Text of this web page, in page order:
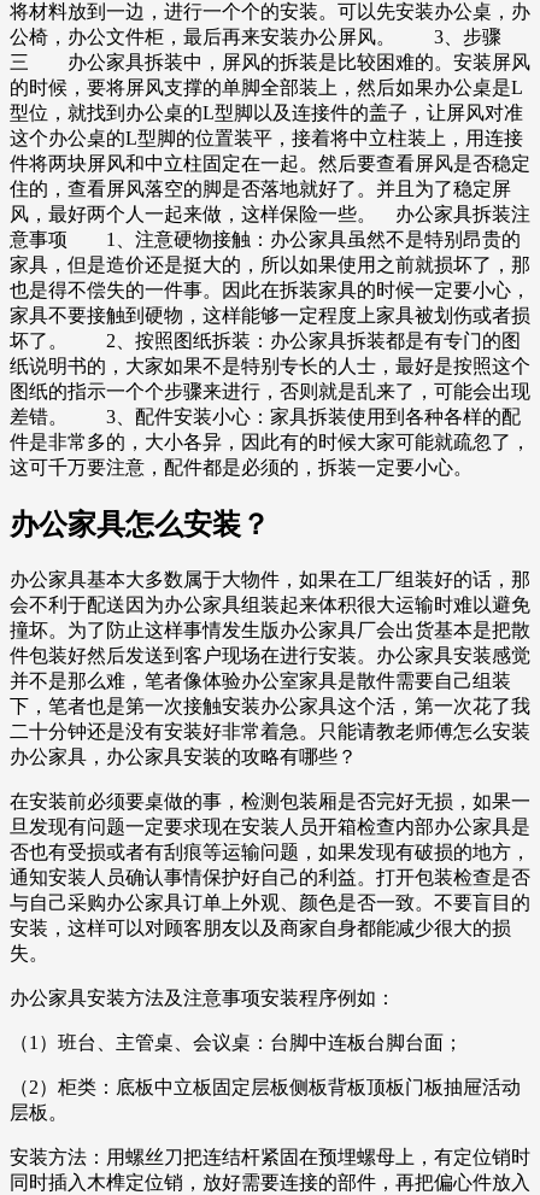
将材料放到一边，进行一个个的安装。可以先安装办公桌，办
公椅，办公文件柜，最后再来安装办公屏风。 3、步骤
三 办公家具拆装中，屏风的拆装是比较困难的。安装屏风
的时候，要将屏风支撑的单脚全部装上，然后如果办公桌是L
型位，就找到办公桌的L型脚以及连接件的盖子，让屏风对准
这个办公桌的L型脚的位置装平，接着将中立柱装上，用连接
件将两块屏风和中立柱固定在一起。然后要查看屏风是否稳定
住的，查看屏风落空的脚是否落地就好了。并且为了稳定屏
风，最好两个人一起来做，这样保险一些。 办公家具拆装注
意事项 1、注意硬物接触：办公家具虽然不是特别昂贵的
家具，但是造价还是挺大的，所以如果使用之前就损坏了，那
也是得不偿失的一件事。因此在拆装家具的时候一定要小心，
家具不要接触到硬物，这样能够一定程度上家具被划伤或者损
坏了。 2、按照图纸拆装：办公家具拆装都是有专门的图
纸说明书的，大家如果不是特别专长的人士，最好是按照这个
图纸的指示一个个步骤来进行，否则就是乱来了，可能会出现
差错。 3、配件安装小心：家具拆装使用到各种各样的配
件是非常多的，大小各异，因此有的时候大家可能就疏忽了，
这可千万要注意，配件都是必须的，拆装一定要小心。
办公家具怎么安装？
办公家具基本大多数属于大物件，如果在工厂组装好的话，那
会不利于配送因为办公家具组装起来体积很大运输时难以避免
撞坏。为了防止这样事情发生版办公家具厂会出货基本是把散
件包装好然后发送到客户现场在进行安装。办公家具安装感觉
并不是那么难，笔者像体验办公室家具是散件需要自己组装
下，笔者也是第一次接触安装办公家具这个活，第一次花了我
二十分钟还是没有安装好非常着急。只能请教老师傅怎么安装
办公家具，办公家具安装的攻略有哪些？
在安装前必须要桌做的事，检测包装厢是否完好无损，如果一
旦发现有问题一定要求现在安装人员开箱检查内部办公家具是
否也有受损或者有刮痕等运输问题，如果发现有破损的地方，
通知安装人员确认事情保护好自己的利益。打开包装检查是否
与自己采购办公家具订单上外观、颜色是否一致。不要盲目的
安装，这样可以对顾客朋友以及商家自身都能减少很大的损
失。
办公家具安装方法及注意事项安装程序例如：
（1）班台、主管桌、会议桌：台脚中连板台脚台面；
（2）柜类：底板中立板固定层板侧板背板顶板门板抽屉活动
层板。
安装方法：用螺丝刀把连结杆紧固在预埋螺母上，有定位销时
同时插入木榫定位销，放好需要连接的部件，再把偏心件放入